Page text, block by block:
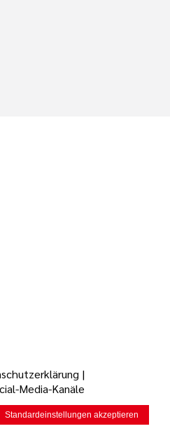
|
Media-Kanäle
Standardeinstellungen akzeptieren